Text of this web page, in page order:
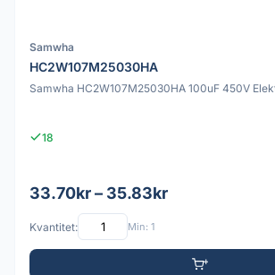
Samwha
HC2W107M25030HA
Samwha HC2W107M25030HA 100uF 450V
18
33.70kr – 35.83kr
Kvantitet: Min: 1